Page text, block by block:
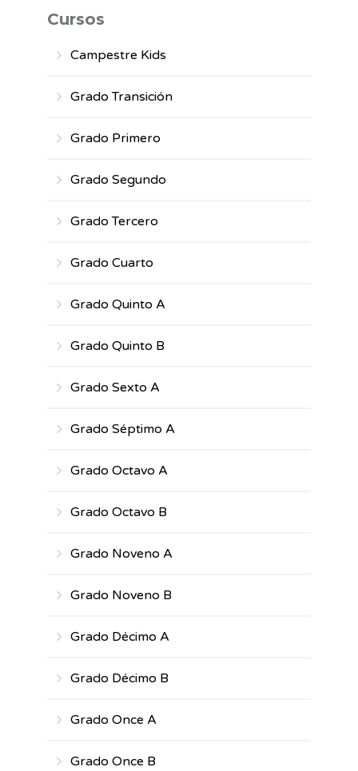
Cursos
Campestre Kids
Grado Transición
Grado Primero
Grado Segundo
Grado Tercero
Grado Cuarto
Grado Quinto A
Grado Quinto B
Grado Sexto A
Grado Séptimo A
Grado Octavo A
Grado Octavo B
Grado Noveno A
Grado Noveno B
Grado Décimo A
Grado Décimo B
Grado Once A
Grado Once B